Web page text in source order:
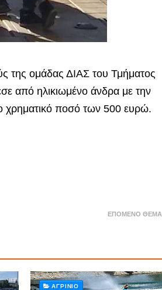
της ομάδας ΔΙΑΣ του Τμήματος
από ηλικιωμένο άνδρα με την
χρηματικό ποσό των 500 ευρώ.
ΕΠΌΜΕΝΟ ΘΈΜΑ
ΑΓΡΊΝΙΟ